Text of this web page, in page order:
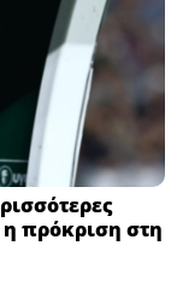
η πρόκριση στη